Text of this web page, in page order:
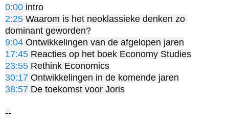
0:00
2:25 Waarom is het neoklassieke denken zo
9:04
17:45
23:55
30:17
38:57 De toekomst voor Joris
--